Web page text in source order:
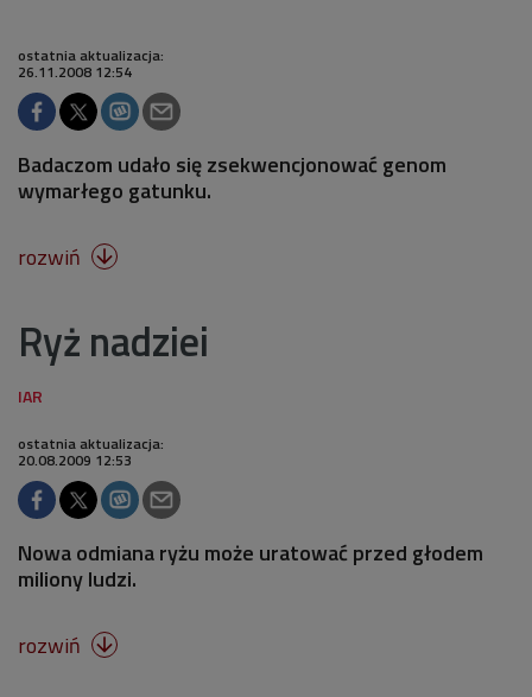
ostatnia aktualizacja:
26.11.2008 12:54
Badaczom udało się zsekwencjonować genom
wymarłego gatunku.
rozwiń 
Ryż nadziei
ostatnia aktualizacja:
20.08.2009 12:53
Nowa odmiana ryżu może uratować przed głodem
miliony ludzi.
rozwiń 